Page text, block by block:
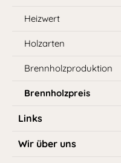
Heizwert
Holzarten
Brennholzproduktion
Brennholzpreis
Links
Wir über uns